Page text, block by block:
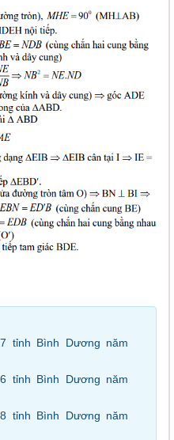
tỉnh Bình Dương năm
tỉnh Bình Dương năm
tỉnh Bình Dương năm